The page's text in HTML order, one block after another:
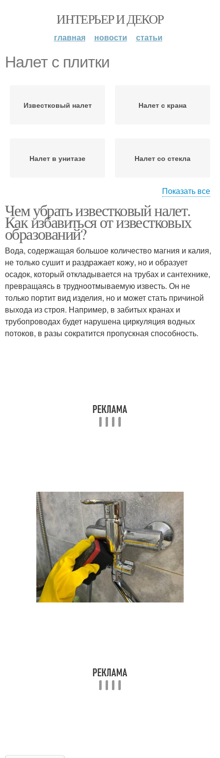
ИНТЕРЬЕР И ДЕКОР
главная новости статьи
Налет с плитки
Известковый налет Налет с крана
Налет в унитазе Налет со стекла
Налет с металла Налет с раковины
Мыльный налет Налет с пластика
Налет в бане Налет в душевой
Показать все
Чем убрать известковый налет.
Как избавиться от известковых
образований?
Вода, содержащая большое количество магния и калия,
не только сушит и раздражает кожу, но и образует
осадок, который откладывается на трубах и сантехнике,
превращаясь в трудноотмываемую известь. Он не
только портит вид изделия, но и может стать причиной
выхода из строя. Например, в забитых кранах и
трубопроводах будет нарушена циркуляция водных
потоков, в разы сократится пропускная способность.